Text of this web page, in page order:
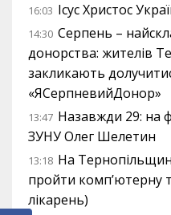
16:03 Ісус Христос
14:30 Серпень –
донорства: жителів
закликають
«ЯСерпневийДонор»
13:47 Назавжди 29: на
ЗУНУ Олег Шелетин
13:18 На
пройти комп’ютерну
лікарень)